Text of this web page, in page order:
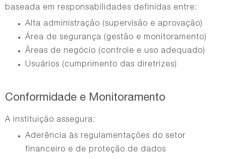
baseada em responsabilidades definidas entre:
Alta administração (supervisão e aprovação)
Área de segurança (gestão e monitoramento)
Áreas de negócio (controle e uso adequado)
Usuários (cumprimento das diretrizes)
Conformidade e Monitoramento
A instituição assegura:
Aderência às regulamentações do setor
financeiro e de proteção de dados